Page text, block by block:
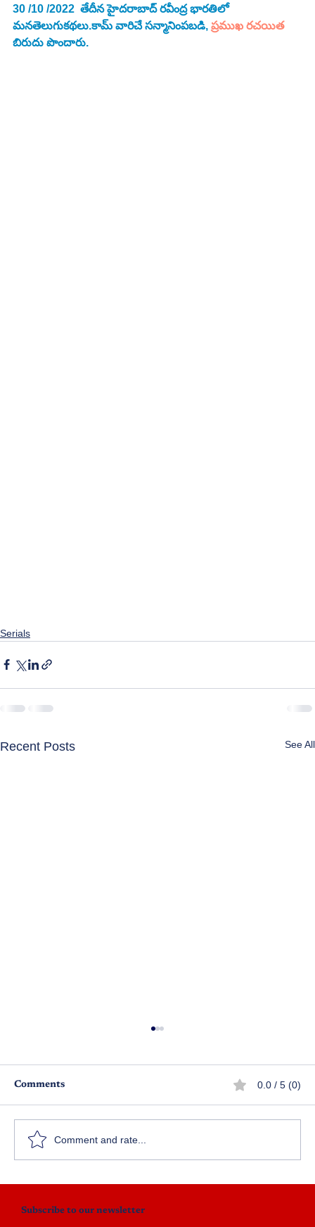
30 /10 /2022  తేదీన హైదరాబాద్ రవీంద్ర భారతిలో
మనతెలుగుకథలు.కామ్ వారిచే సన్మానింపబడి, ప్రముఖ రచయిత
బిరుదు పొందారు.
Serials
Recent Posts See All
కొడుకు బంగారం
Comments 0.0 / 5 (0)
Comment and rate...
Subscribe to our newsletter